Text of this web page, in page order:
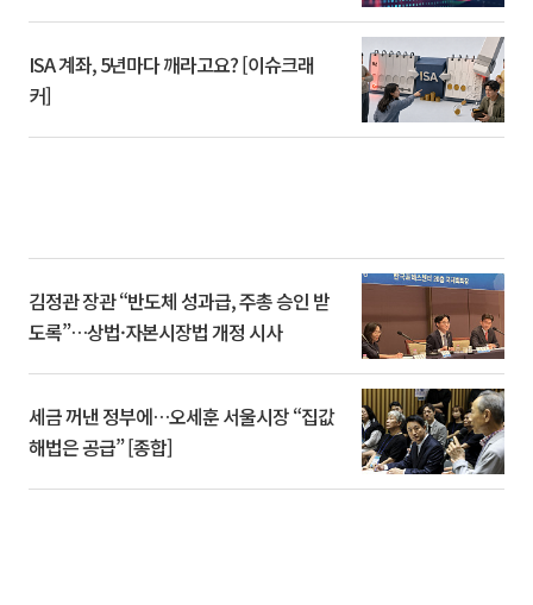
ISA 계좌, 5년마다 깨라고요? [이슈크래
커]
김정관 장관 “반도체 성과급, 주총 승인 받
도록”…상법·자본시장법 개정 시사
세금 꺼낸 정부에…오세훈 서울시장 “집값
해법은 공급” [종합]